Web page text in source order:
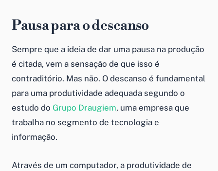
Pausa para o descanso
Sempre que a ideia de dar uma pausa na produção
é citada, vem a sensação de que isso é
contraditório. Mas não. O descanso é fundamental
para uma produtividade adequada segundo o
estudo do Grupo Draugiem, uma empresa que
trabalha no segmento de tecnologia e
informação.
Através de um computador, a produtividade de